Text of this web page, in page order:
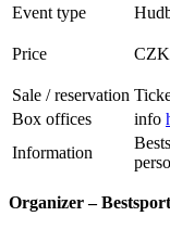
Event type
Price
Sale / reservation
Box offices
info
Information
Organizer –